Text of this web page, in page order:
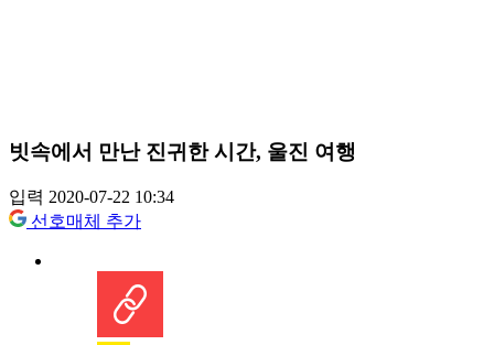
빗속에서 만난 진귀한 시간, 울진 여행
입력 2020-07-22 10:34
선호매체 추가